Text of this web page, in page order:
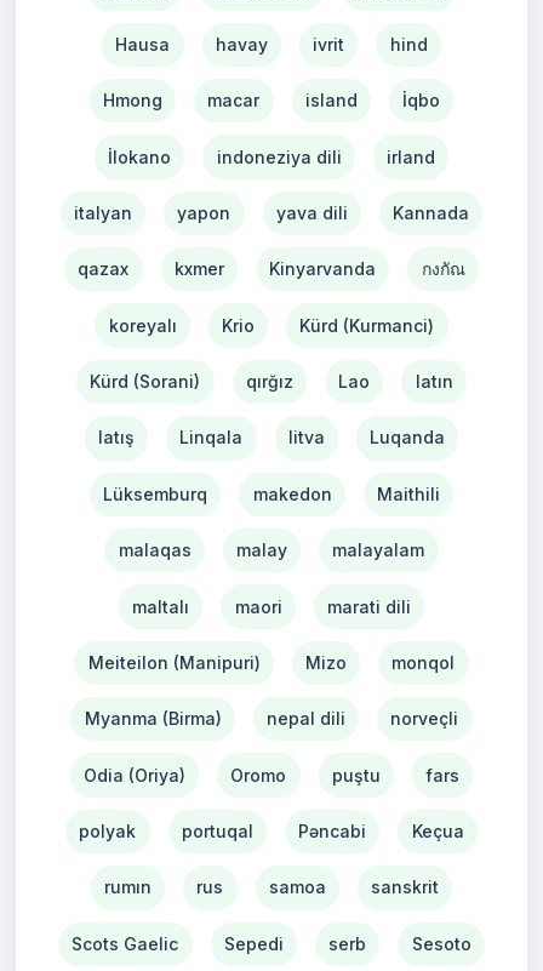
Hausa havay ivrit hind
Hmong macar island İqbo
İlokano indoneziya dili irland
italyan yapon yava dili Kannada
qazax kxmer Kinyarvanda กงกัณ
koreyalı Krio Kürd (Kurmanci)
Kürd (Sorani) qırğız Lao latın
latış Linqala litva Luqanda
Lüksemburq makedon Maithili
malaqas malay malayalam
maltalı maori marati dili
Meiteilon (Manipuri) Mizo monqol
Myanma (Birma) nepal dili norveçli
Odia (Oriya) Oromo puştu fars
polyak portuqal Pəncabi Keçua
rumın rus samoa sanskrit
Scots Gaelic Sepedi serb Sesoto